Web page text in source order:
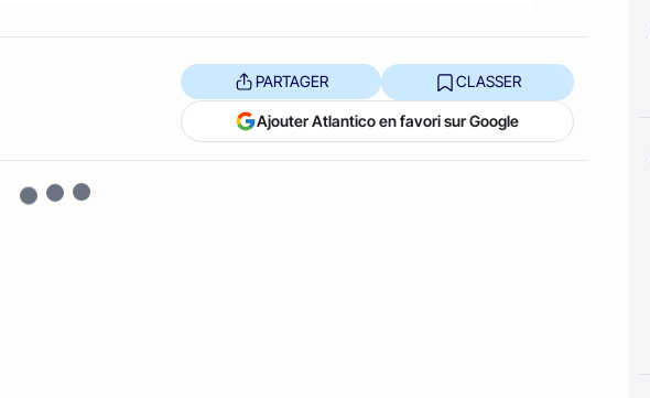
PARTAGER CLASSER
Ajouter Atlantico en favori sur Google